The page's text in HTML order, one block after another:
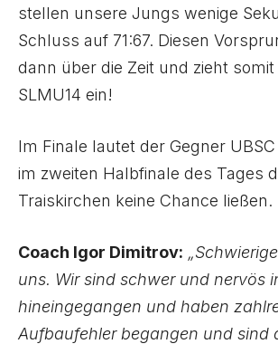
stellen unsere Jungs wenige
Schluss auf 71:67. Diesen
dann über die Zeit und zieht
SLMU14 ein!
Im Finale lautet der Gegner
im zweiten Halbfinale des Tages
Traiskirchen keine Chance ließen.
Coach Igor Dimitrov:
uns. Wir sind schwer und nervös
hineingegangen und haben
Aufbaufehler begangen und sind